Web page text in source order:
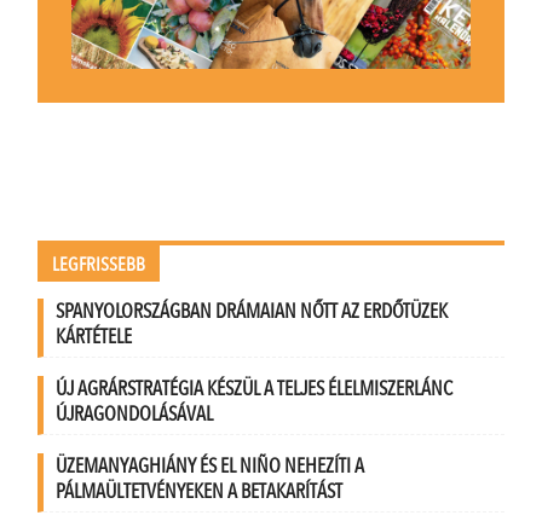
LEGFRISSEBB
SPANYOLORSZÁGBAN DRÁMAIAN NŐTT AZ ERDŐTÜZEK
KÁRTÉTELE
ÚJ AGRÁRSTRATÉGIA KÉSZÜL A TELJES ÉLELMISZERLÁNC
ÚJRAGONDOLÁSÁVAL
ÜZEMANYAGHIÁNY ÉS EL NIÑO NEHEZÍTI A
PÁLMAÜLTETVÉNYEKEN A BETAKARÍTÁST